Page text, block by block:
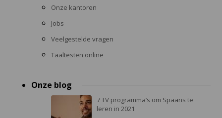
Onze kantoren
Jobs
Veelgestelde vragen
Taaltesten online
Onze blog
7 TV programma’s om Spaans te
leren in 2021